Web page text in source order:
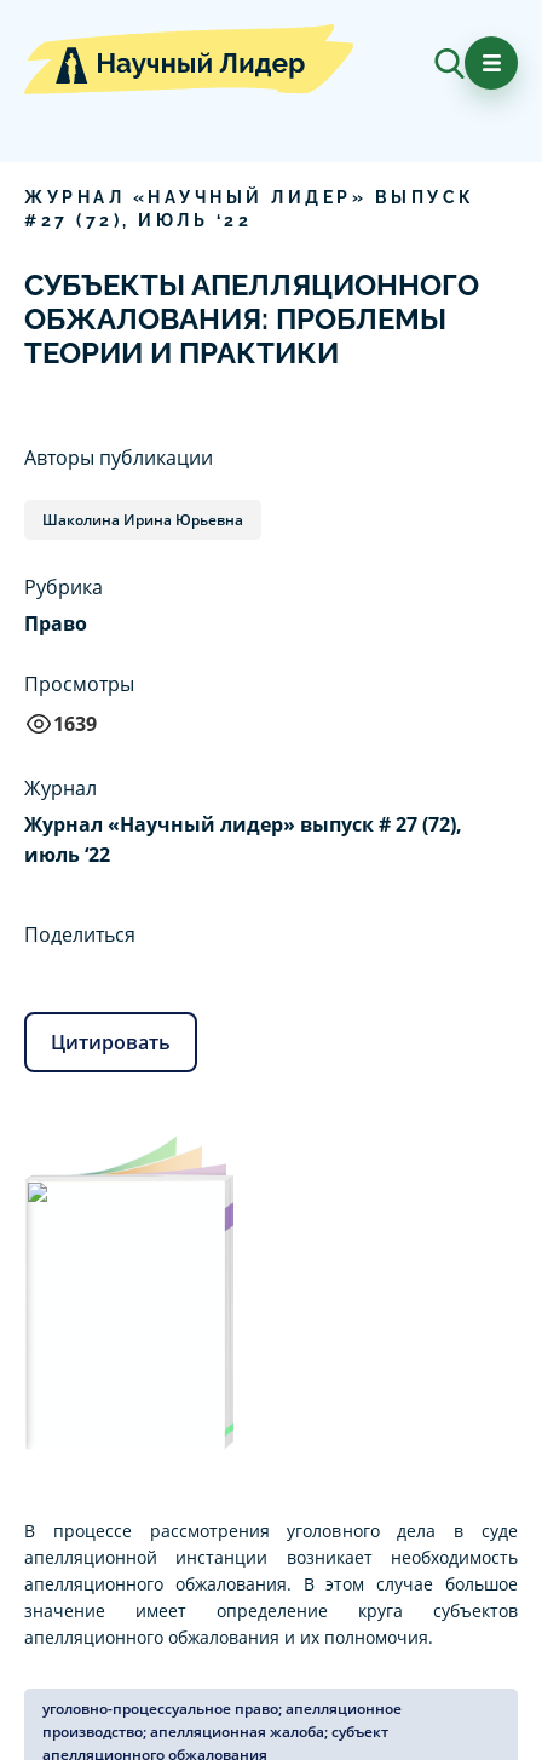
ЖУРНАЛ «НАУЧНЫЙ ЛИДЕР» ВЫПУСК
# 27 ( 72 ), ИЮЛЬ ‘22
СУБЪЕКТЫ АПЕЛЛЯЦИОННОГО
ОБЖАЛОВАНИЯ: ПРОБЛЕМЫ
ТЕОРИИ И ПРАКТИКИ
Авторы публикации
Шаколина Ирина Юрьевна
Рубрика
Право
Просмотры
1639
Журнал
Журнал «Научный лидер» выпуск # 27 (72),
июль ‘22
Поделиться
Цитировать
В процессе рассмотрения уголовного дела в суде
апелляционной инстанции возникает необходимость
апелляционного обжалования. В этом случае большое
значение имеет определение круга субъектов
апелляционного обжалования и их полномочия.
уголовно-процессуальное право; апелляционное
производство; апелляционная жалоба; субъект
апелляционного обжалования